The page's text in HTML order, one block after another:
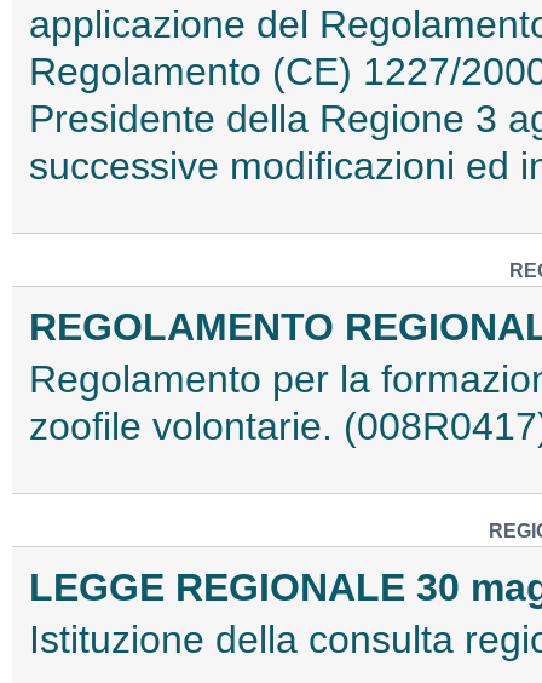
applicazione del
Regolamento (CE) 1227/
Presidente della Regione 3
successive modificazioni ed
REGOLAMENTO
Regolamento per la
zoofile volontarie.
LEGGE REGIONALE 30
Istituzione della consulta